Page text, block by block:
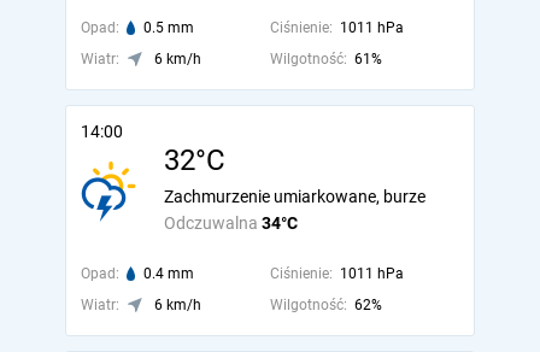
Opad: 0.5 mm Ciśnienie: 1011 hPa
Wiatr:
6 km/h Wilgotność: 61%
14:00
32°C
Odczuwalna 34°C
Zachmurzenie umiarkowane, burze
Opad: 0.4 mm Ciśnienie: 1011 hPa
Wiatr:
6 km/h Wilgotność: 62%